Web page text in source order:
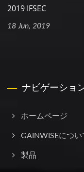
2019 IFSEC
18 Jun, 2019
ナビゲーショ
ホームページ
GAINWISEについ
製品